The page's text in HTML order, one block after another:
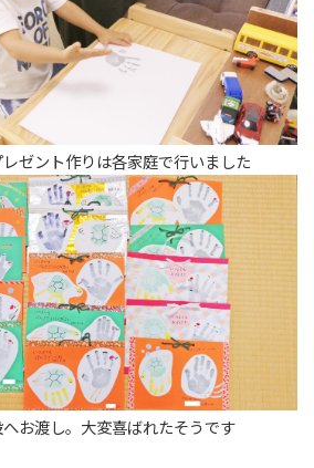
ゼント作りは各家庭で行いました
お渡し。大変喜ばれたそうです